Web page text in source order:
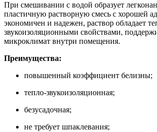
При смешивании с водой образует
пластичную растворную смесь с хорошей
экономичен и надежен, раствор обладает
звукоизоляционными свойствами,
микроклимат внутри помещения.
Преимущества:
повышенный коэффициент белизны;
тепло-звукоизоляционная;
безусадочная;
не требует шпаклевания;